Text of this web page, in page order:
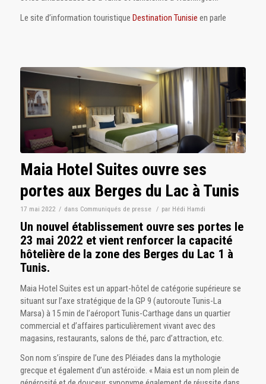
Le site d’information touristique Destination Tunisie en parle
Maia Hotel Suites ouvre ses
portes aux Berges du Lac à Tunis
17 mai 2022 / dans Communiqués de presse / par Hédi Hamdi
Un nouvel établissement ouvre ses portes le
23 mai 2022 et vient renforcer la capacité
hôtelière de la zone des Berges du Lac 1 à
Tunis.
Maia Hotel Suites est un appart-hôtel de catégorie supérieure se
situant sur l’axe stratégique de la GP 9 (autoroute Tunis-La
Marsa) à 15 min de l’aéroport Tunis-Carthage dans un quartier
commercial et d’affaires particulièrement vivant avec des
magasins, restaurants, salons de thé, parc d’attraction, etc.
Son nom s’inspire de l’une des Pléiades dans la mythologie
grecque et également d’un astéroïde. « Maia est un nom plein de